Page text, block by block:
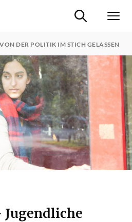
Suche ein-/
DER POLITIK IM STICH GELASSEN